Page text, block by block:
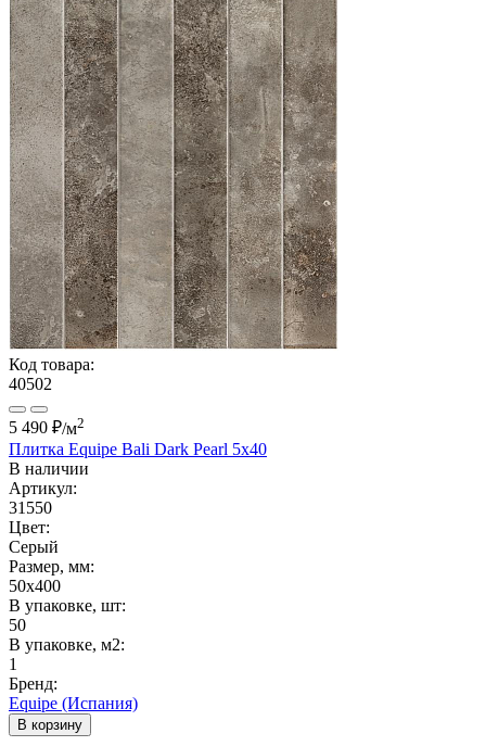
Код товара:
40502
5 490 ₽/м2
Плитка Equipe Bali Dark Pearl 5x40
В наличии
Артикул:
31550
Цвет:
Серый
Размер, мм:
50x400
В упаковке, шт:
50
В упаковке, м2:
1
Бренд:
Equipe (Испания)
В корзину